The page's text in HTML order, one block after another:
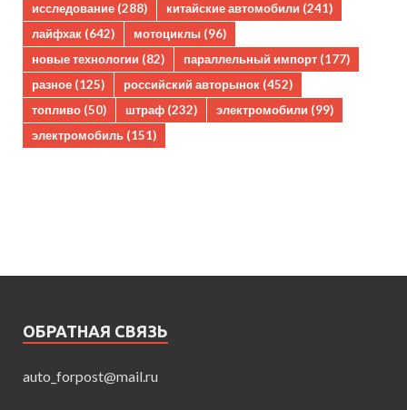
исследование (288) китайские автомобили (241)
лайфхак (642) мотоциклы (96)
новые технологии (82) параллельный импорт (177)
разное (125) российский авторынок (452)
топливо (50) штраф (232) электромобили (99)
электромобиль (151)
ОБРАТНАЯ СВЯЗЬ
auto_forpost@mail.ru